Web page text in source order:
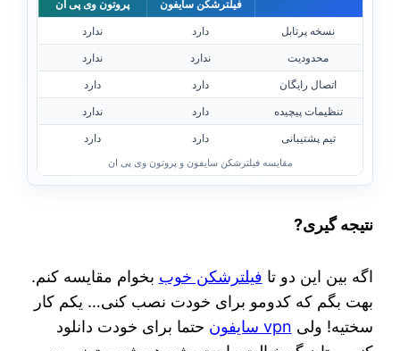
مقایسه فیلترشکن سایفون و پروتون وی پی ان
فیلترشکن سایفون
پروتون وی پی ان
نسخه پرتابل
دارد
ندارد
محدودیت
ندارد
ندارد
اتصال رایگان
دارد
دارد
تنظیمات پیچیده
دارد
ندارد
تیم پشتیبانی
دارد دارد
نتیجه‌ گیری?
اگه بین این دو تا فیلترشکن خوب بخوام مقایسه کنم.
بهت بگم که کدومو برای خودت نصب کنی… یکم کار
سختیه! ولی vpn سایفون
حتما برای خودت دانلود